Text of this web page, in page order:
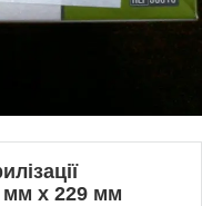
мм х 229 мм